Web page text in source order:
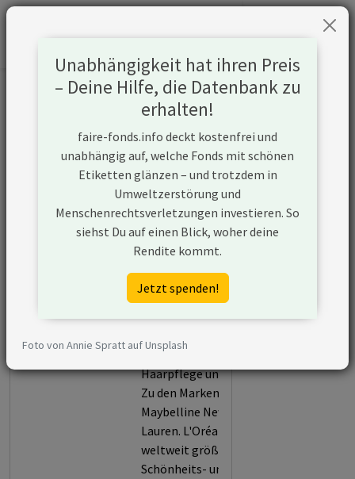
Informationen zum Unternehmen
L'Oreal Groupe
https://www.loreal.com/en/group/
Konflikte
Die L'Oréal-Gruppe ist ein
Kosmetikunternehmen, das in 150
Ländern präsent ist und eine breite
Bereichen Make-up, Hautpflege,
Haarpflege und Parfums anbietet.
Zu den Marken zählen Garnier,
Maybelline New York und Ralph
Lauren. L'Oréal ist einer der
weltweit größten Hersteller von
Schönheits- und
Unabhängigkeit hat ihren Preis
– Deine Hilfe, die Datenbank zu
erhalten!
faire-fonds.info deckt kostenfrei und
unabhängig auf, welche Fonds mit schönen
Etiketten glänzen – und trotzdem in
Umweltzerstörung und
Menschenrechtsverletzungen investieren. So
siehst Du auf einen Blick, woher deine
Rendite kommt.
Jetzt spenden!
Foto von Annie Spratt auf Unsplash